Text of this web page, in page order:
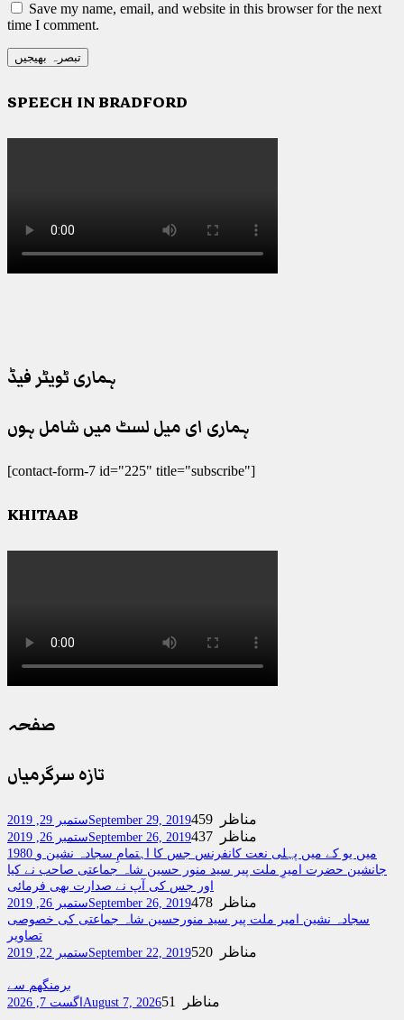
Save my name, email, and website in this browser for the next
time I comment.
SPEECH IN BRADFORD
ہماری ٹویٹر فیڈ
ہماری ای میل لسٹ میں شامل ہوں
[contact-form-7 id="225" title="subscribe"]
KHITAAB
صفحہ
تازہ سرگرمیاں
ستمبر 29, 2019September 29, 2019 459 مناظر
ستمبر 26, 2019September 26, 2019 437 مناظر
1980 میں یو کے میں پہلی نعت کانفرنس جس کا اہتمامِ سجادہ نشین و
جانشین حضرت امیرِ ملت پیر سید منور حسین شاہ جماعتی صاحب نے کیا
اور جس کی آپ نے صدارت بھی فرمائی
ستمبر 26, 2019September 26, 2019 478 مناظر
سجادہ نشین امیر ملت پیر سید منورحسین شاہ جماعتی کی خصوصی
تصاویر
ستمبر 22, 2019September 22, 2019 520 مناظر
برمنگھم سے
اگست 7, 2026 August 7, 2026 51 مناظر